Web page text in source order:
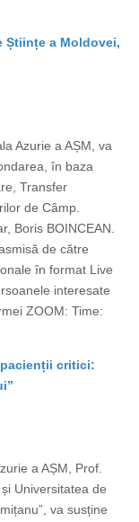
Științe a Moldovei,
Azurie a AȘM, va
în baza
Transfer
de Câmp.
Boris BOINCEAN.
de către
în format Live
interesate
ZOOM: Time:
pacienții critici:
a AȘM, Prof.
Universitatea de
va susține